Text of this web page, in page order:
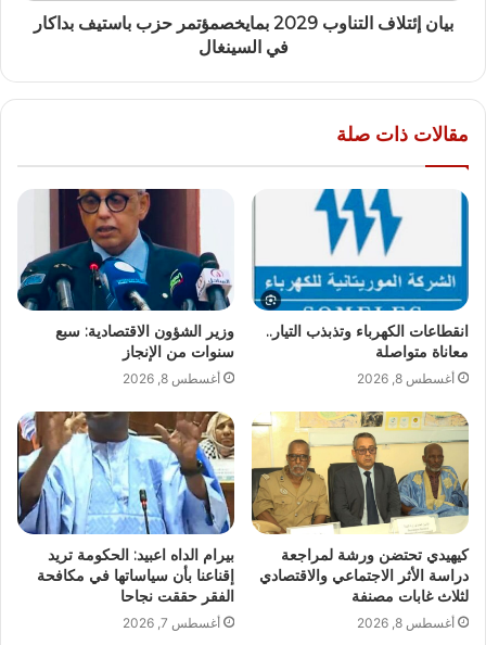
بيان إئتلاف التناوب 2029 بمايخصمؤتمر حزب باستيف بداكار
في السينغال
مقالات ذات صلة
انقطاعات الكهرباء وتذبذب التيار..
معاناة متواصلة
أغسطس 8, 2026
وزير الشؤون الاقتصادية: سبع
سنوات من الإنجاز
أغسطس 8, 2026
كيهيدي تحتضن ورشة لمراجعة
دراسة الأثر الاجتماعي والاقتصادي
لثلاث غابات مصنفة
أغسطس 8, 2026
بيرام الداه اعبيد: الحكومة تريد
إقناعنا بأن سياساتها في مكافحة
الفقر حققت نجاحا
أغسطس 7, 2026